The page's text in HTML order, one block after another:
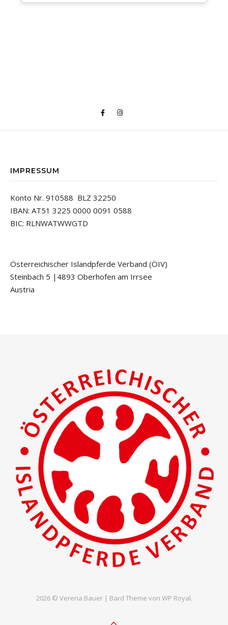
IMPRESSUM
Konto Nr. 910588 BLZ 32250
IBAN: AT51 3225 0000 0091 0588
BIC: RLNWATWWGTD
Österreichischer Islandpferde Verband (ÖIV)
Steinbach 5 |4893 Oberhofen am Irrsee
Austria
2026 © Verena Bauer | Bard Theme von WP Royal.